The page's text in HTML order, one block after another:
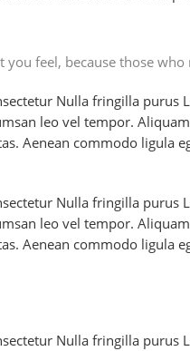
you feel, because those
Nulla fringilla purus
leo vel tempor.
Aenean commodo ligula
Nulla fringilla purus
leo vel tempor.
Aenean commodo ligula
Nulla fringilla purus